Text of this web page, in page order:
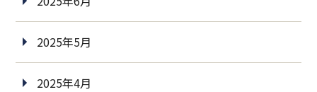
2025年5月
2025年4月